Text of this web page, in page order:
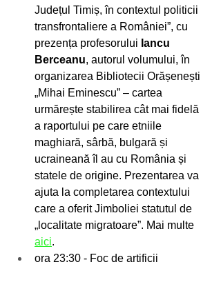
Județul Timiș, în contextul politicii
transfrontaliere a României”, cu
prezența profesorului Iancu
Berceanu, autorul volumului, în
organizarea Bibliotecii Orășenești
„Mihai Eminescu” – cartea
urmărește stabilirea cât mai fidelă
a raportului pe care etniile
maghiară, sârbă, bulgară și
ucraineană îl au cu România și
statele de origine. Prezentarea va
ajuta la completarea contextului
care a oferit Jimboliei statutul de
„localitate migratoare”. Mai multe
aici.
ora 23:30 - Foc de artificii